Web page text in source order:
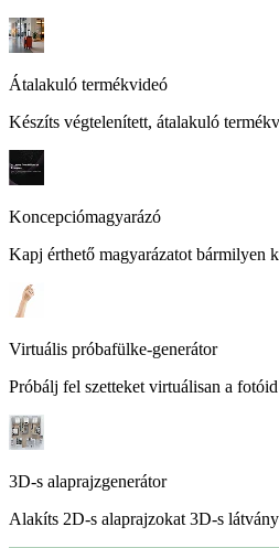
Átalakuló termékvideó
Készíts végtelenített, átalakuló
Koncepciómagyarázó
Kapj érthető magyarázatot bármilyen
Virtuális próbafülke-generátor
Próbálj fel szetteket virtuálisan a
3D-s alaprajzgenerátor
Alakíts 2D-s alaprajzokat 3D-s